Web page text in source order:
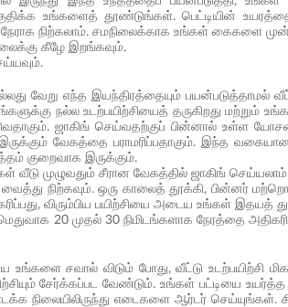
உங்களைத் தூண்டுங்கள். பெட்டியின்
நிற்கலாம். சமநிலைக்காக உங்கள் கைகளை
கீழே இறங்கவும்.
வேறு எந்த இயந்திரத்தையும் பயன்படுத்தாமல்
நல்ல உடற்பயிற்சியைத் தருகிறது மற்றும்
ஜாகிங் செய்வதற்குப் பின்னால் உள்ள
வேகத்தை பராமரிப்பதாகும். இந்த
குறைவாக இருக்கும்.
வீடு முழுவதும் சீரான வேகத்தில் ஜாகிங்
வைத்து நிற்கவும். ஒரு காலைத் தூக்கி, பின்னர்
விரும்பிய பயிற்சியை அடைய உங்கள் இதயத்
20 முதல் 30 நிமிடங்களாக நேரத்தை
சவால் விடும் போது, வீட்டு உடற்பயிற்சி
சேர்க்கப்பட வேண்டும். உங்கள் பட்டியை
நிலையிலிருந்து எடைகளை ஆர்டர் செய்யுங்கள்.